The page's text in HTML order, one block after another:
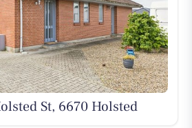
St, 6670 Holsted